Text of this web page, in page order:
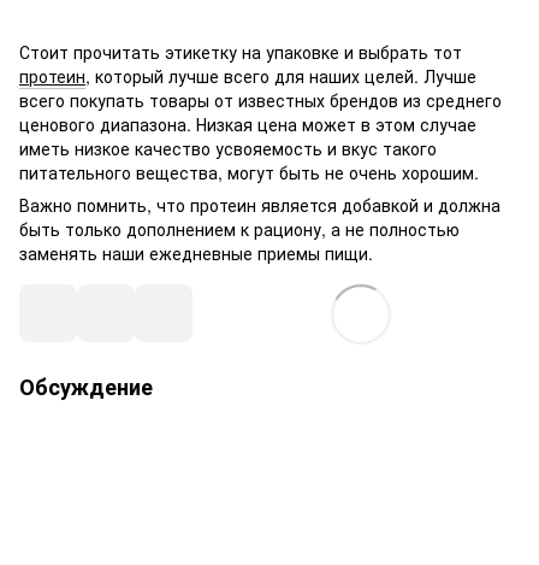
Стоит прочитать этикетку на упаковке и выбрать тот
протеин, который лучше всего для наших целей. Лучше
всего покупать товары от известных брендов из среднего
ценового диапазона. Низкая цена может в этом случае
иметь низкое качество усвояемость и вкус такого
питательного вещества, могут быть не очень хорошим.
Важно помнить, что протеин является добавкой и должна
быть только дополнением к рациону, а не полностью
заменять наши ежедневные приемы пищи.
Обсуждение